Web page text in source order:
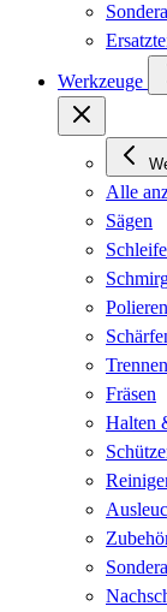
Werkzeuge
Alle
Sägen
Polieren
Trennen
Fräsen
Halten